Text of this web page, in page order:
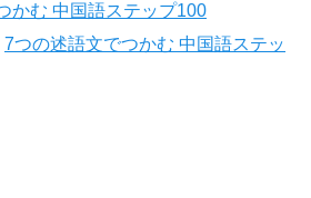
かむ 中国語ステップ100
7つの述語文でつかむ 中国語ステッ